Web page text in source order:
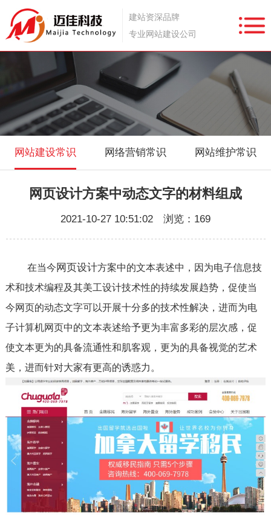
建站资深品牌
专业网站建设公司
网站建设常识 网络营销常识 网站维护常识
网页设计方案中动态文字的材料组成
2021-10-27 10:51:02 浏览：169
在当今网页设计方案中的文本表述中，因为电子信息技
术和技术编程及其美工设计技术性的持续发展趋势，促使当
今网页的动态文字可以开展十分多的技术性解决，进而为电
子计算机网页中的文本表述给予更为丰富多彩的层次感，促
使文本更为的具备流通性和肌客观，更为的具备视觉的艺术
美，进而针对大家有更高的诱惑力。